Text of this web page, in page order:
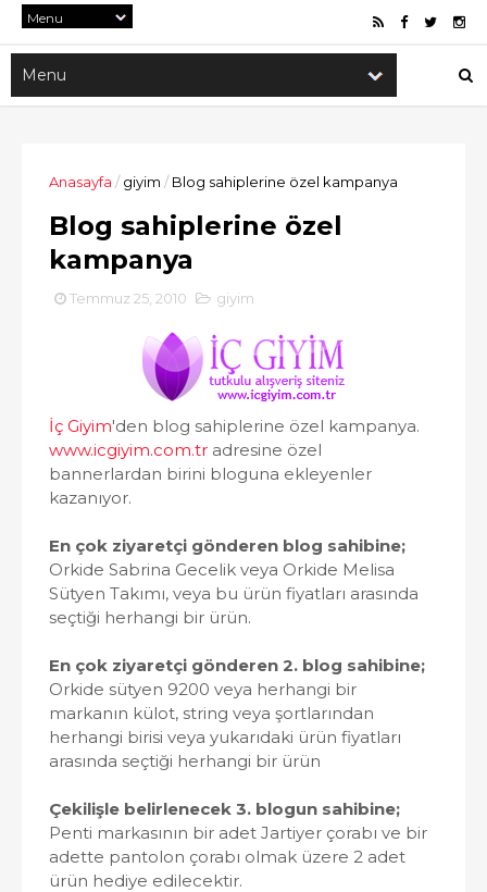
Anasayfa / giyim / Blog sahiplerine özel kampanya
Blog sahiplerine özel
kampanya
Temmuz 25, 2010 giyim
İç Giyim'den blog sahiplerine özel kampanya.
www.icgiyim.com.tr adresine özel
bannerlardan birini bloguna ekleyenler
kazanıyor.
En çok ziyaretçi gönderen blog sahibine;
Orkide Sabrina Gecelik veya Orkide Melisa
Sütyen Takımı, veya bu ürün fiyatları arasında
seçtiği herhangi bir ürün.
En çok ziyaretçi gönderen 2. blog sahibine;
Orkide sütyen 9200 veya herhangi bir
markanın külot, string veya şortlarından
herhangi birisi veya yukarıdaki ürün fiyatları
arasında seçtiği herhangi bir ürün
Çekilişle belirlenecek 3. blogun sahibine;
Penti markasının bir adet Jartiyer çorabı ve bir
adette pantolon çorabı olmak üzere 2 adet
ürün hediye edilecektir.